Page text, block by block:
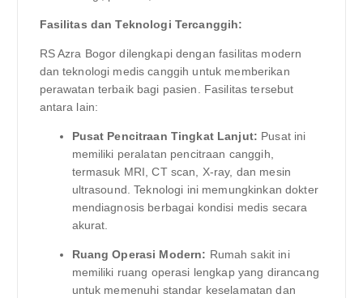
Fasilitas dan Teknologi Tercanggih:
RS Azra Bogor dilengkapi dengan fasilitas modern
dan teknologi medis canggih untuk memberikan
perawatan terbaik bagi pasien. Fasilitas tersebut
antara lain:
Pusat Pencitraan Tingkat Lanjut: Pusat ini
memiliki peralatan pencitraan canggih,
termasuk MRI, CT scan, X-ray, dan mesin
ultrasound. Teknologi ini memungkinkan dokter
mendiagnosis berbagai kondisi medis secara
akurat.
Ruang Operasi Modern: Rumah sakit ini
memiliki ruang operasi lengkap yang dirancang
untuk memenuhi standar keselamatan dan